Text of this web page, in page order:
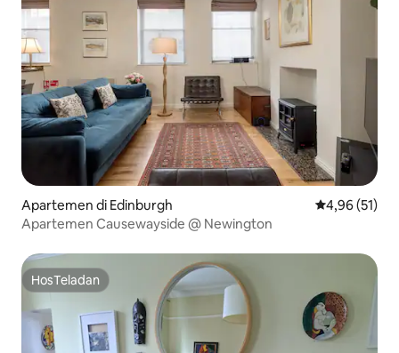
Apartemen di Edinburgh Nilai rata-rata
4,96 (51)
Apartemen Causewayside @ Newington
HosTeladan
HosTeladan